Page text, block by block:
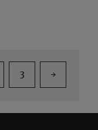
3